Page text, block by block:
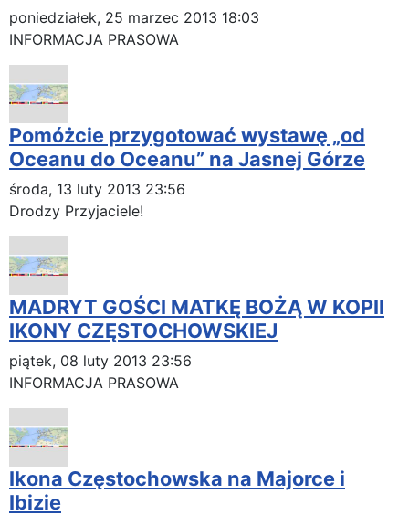
poniedziałek, 25 marzec 2013 18:03
INFORMACJA PRASOWA
Pomóżcie przygotować wystawę „od
Oceanu do Oceanu” na Jasnej Górze
środa, 13 luty 2013 23:56
Drodzy Przyjaciele!
MADRYT GOŚCI MATKĘ BOŻĄ W KOPII
IKONY CZĘSTOCHOWSKIEJ
piątek, 08 luty 2013 23:56
INFORMACJA PRASOWA
Ikona Częstochowska na Majorce i
Ibizie